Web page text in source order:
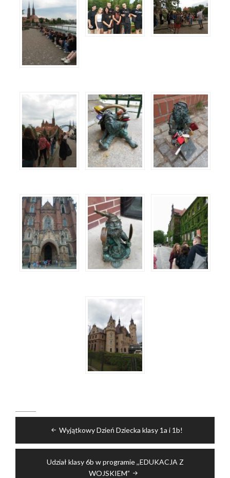
Wyjątkowy Dzień Dziecka klasy 1a i 1b!
Udział klasy 6b w programie ,,EDUKACJA Z
WOJSKIEM”